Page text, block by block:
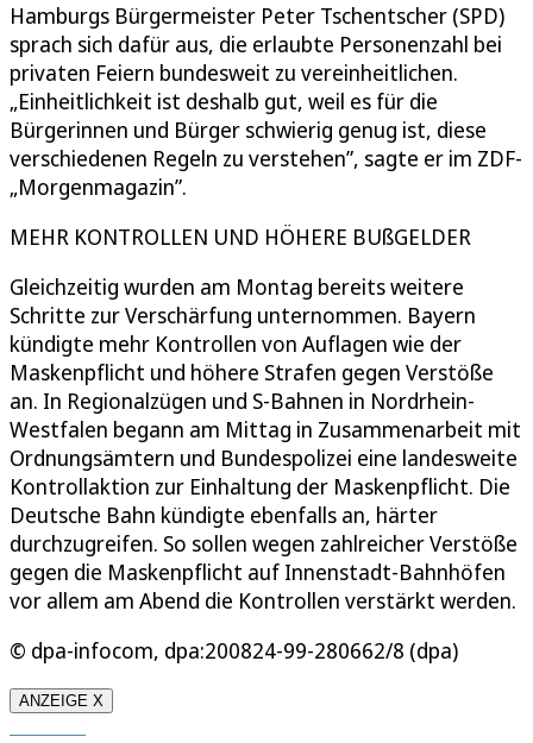
Hamburgs Bürgermeister Peter Tschentscher (SPD)
sprach sich dafür aus, die erlaubte Personenzahl bei
privaten Feiern bundesweit zu vereinheitlichen.
„Einheitlichkeit ist deshalb gut, weil es für die
Bürgerinnen und Bürger schwierig genug ist, diese
verschiedenen Regeln zu verstehen”, sagte er im ZDF-
„Morgenmagazin”.
MEHR KONTROLLEN UND HÖHERE BUßGELDER
Gleichzeitig wurden am Montag bereits weitere
Schritte zur Verschärfung unternommen. Bayern
kündigte mehr Kontrollen von Auflagen wie der
Maskenpflicht und höhere Strafen gegen Verstöße
an. In Regionalzügen und S-Bahnen in Nordrhein-
Westfalen begann am Mittag in Zusammenarbeit mit
Ordnungsämtern und Bundespolizei eine landesweite
Kontrollaktion zur Einhaltung der Maskenpflicht. Die
Deutsche Bahn kündigte ebenfalls an, härter
durchzugreifen. So sollen wegen zahlreicher Verstöße
gegen die Maskenpflicht auf Innenstadt-Bahnhöfen
vor allem am Abend die Kontrollen verstärkt werden.
© dpa-infocom, dpa:200824-99-280662/8 (dpa)
ANZEIGE X